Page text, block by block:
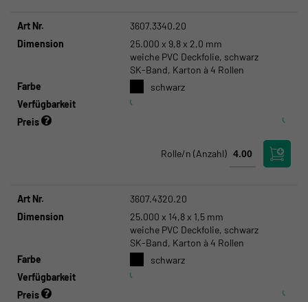
Art Nr.
3607.3340.20
Dimension
25.000 x 9,8 x 2,0 mm
weiche PVC Deckfolie, schwarz
SK-Band, Karton à 4 Rollen
Farbe
schwarz
Verfügbarkeit
Preis
Rolle/n (Anzahl)
Art Nr.
3607.4320.20
Dimension
25.000 x 14,8 x 1,5 mm
weiche PVC Deckfolie, schwarz
SK-Band, Karton à 4 Rollen
Farbe
schwarz
Verfügbarkeit
Preis